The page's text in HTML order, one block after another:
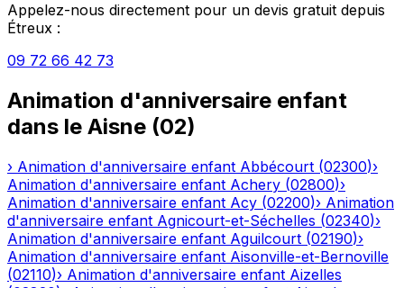
Appelez-nous directement pour un devis gratuit depuis
Étreux :
09 72 66 42 73
Animation d'anniversaire enfant
dans le Aisne (02)
› Animation d'anniversaire enfant Abbécourt (02300)›
Animation d'anniversaire enfant Achery (02800)›
Animation d'anniversaire enfant Acy (02200)› Animation
d'anniversaire enfant Agnicourt-et-Séchelles (02340)›
Animation d'anniversaire enfant Aguilcourt (02190)›
Animation d'anniversaire enfant Aisonville-et-Bernoville
(02110)› Animation d'anniversaire enfant Aizelles